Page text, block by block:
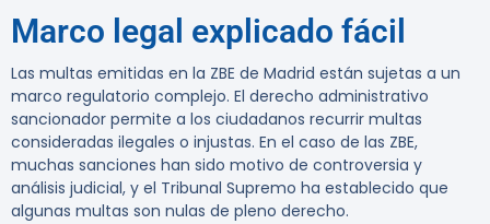
Marco legal explicado fácil
Las multas emitidas en la ZBE de Madrid están sujetas a un
marco regulatorio complejo. El derecho administrativo
sancionador permite a los ciudadanos recurrir multas
consideradas ilegales o injustas. En el caso de las ZBE,
muchas sanciones han sido motivo de controversia y
análisis judicial, y el Tribunal Supremo ha establecido que
algunas multas son nulas de pleno derecho.